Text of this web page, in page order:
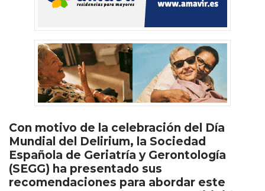
Con motivo de la celebración del Día
Mundial del Delirium, la Sociedad
Española de Geriatría y Gerontología
(SEGG) ha presentado sus
recomendaciones para abordar este